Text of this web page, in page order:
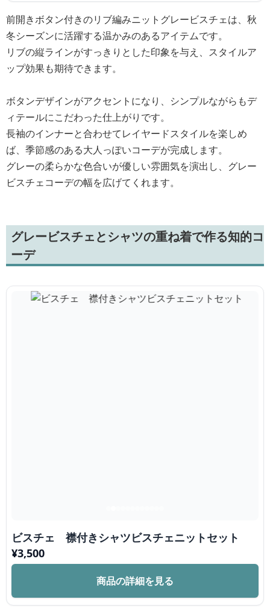
前開きボタン付きのリブ編みニットグレービスチェは、秋
冬シーズンに活躍する温かみのあるアイテムです。
リブの縦ラインがすっきりとした印象を与え、スタイルア
ップ効果も期待できます。
ボタンデザインがアクセントになり、シンプルながらもデ
ィテールにこだわった仕上がりです。
長袖のインナーと合わせてレイヤードスタイルを楽しめ
ば、季節感のある大人っぽいコーデが完成します。
グレーの柔らかな色合いが優しい雰囲気を演出し、グレー
ビスチェコーデの幅を広げてくれます。
グレービスチェとシャツの重ね着で作る知的コ
ーデ
ビスチェ 襟付きシャツビスチェニットセット
¥3,500
商品の詳細を見る